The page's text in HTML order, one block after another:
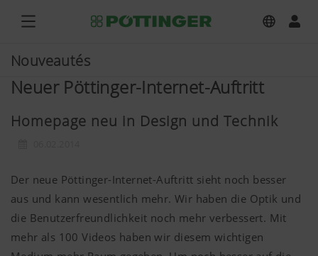
Nouveautés
Neuer Pöttinger-Internet-Auftritt
Homepage neu in Design und Technik
Der neue Pöttinger-Internet-Auftritt sieht noch besser
aus und kann wesentlich mehr. Wir haben die Optik und
die Benutzerfreundlichkeit noch mehr verbessert. Mit
mehr als 100 Videos haben wir diesem wichtigen